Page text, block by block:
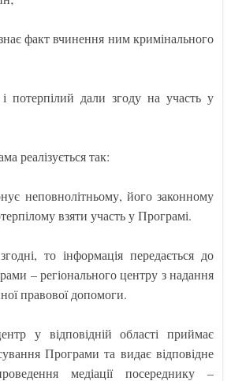
факт вчинення ним кримінального
і потерпілий дали згоду на участь у
реалізується так:
неповнолітньому, його законному
взяти участь у Програмі.
то інформація передається до
– регіонального центру з надання
правової допомоги.
у відповідній області приймає
Програми та видає відповідне
медіації посереднику –